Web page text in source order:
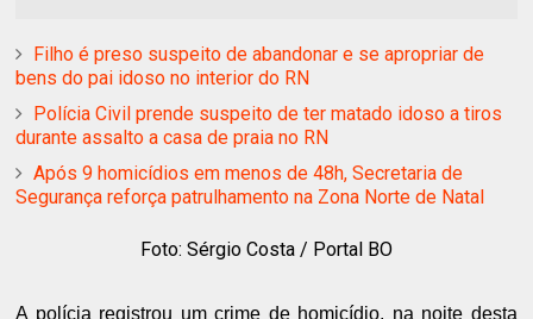
Filho é preso suspeito de abandonar e se apropriar de
bens do pai idoso no interior do RN
Polícia Civil prende suspeito de ter matado idoso a tiros
durante assalto a casa de praia no RN
Após 9 homicídios em menos de 48h, Secretaria de
Segurança reforça patrulhamento na Zona Norte de Natal
Foto: Sérgio Costa / Portal BO
A polícia registrou um crime de homicídio, na noite desta